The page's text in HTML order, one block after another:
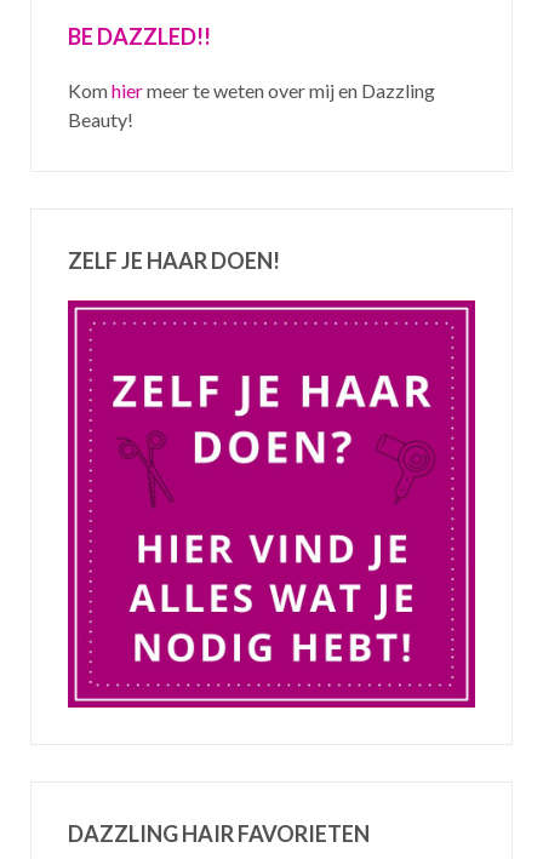
BE DAZZLED!!
Komhiermeer te weten over mij en Dazzling
Beauty!
ZELF JE HAAR DOEN!
DAZZLING HAIR FAVORIETEN